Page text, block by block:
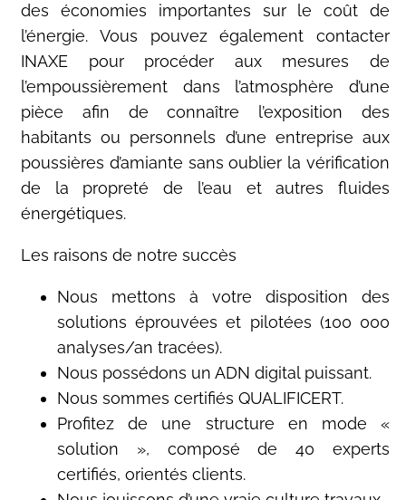
des économies importantes sur le coût de
l’énergie. Vous pouvez également contacter
INAXE pour procéder aux mesures de
l’empoussièrement dans l’atmosphère d’une
pièce afin de connaître l’exposition des
habitants ou personnels d’une entreprise aux
poussières d’amiante sans oublier la vérification
de la propreté de l’eau et autres fluides
énergétiques.
Les raisons de notre succès
Nous mettons à votre disposition des
solutions éprouvées et pilotées (100 000
analyses/an tracées).
Nous possédons un ADN digital puissant.
Nous sommes certifiés QUALIFICERT.
Profitez de une structure en mode «
solution », composé de 40 experts
certifiés, orientés clients.